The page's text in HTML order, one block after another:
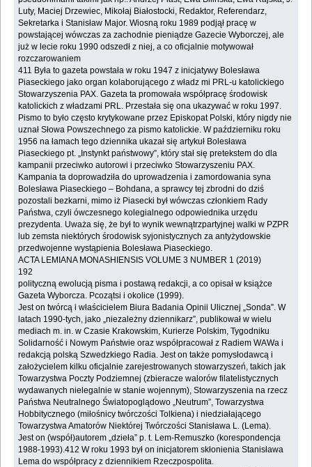
Luty, Maciej Drzewiec, Mikołaj Białostocki, Redaktor, Referendarz,
Sekretarka i Stanisław Major. Wiosną roku 1989 podjął pracę w
powstającej wówczas za zachodnie pieniądze Gazecie Wyborczej, ale
już w lecie roku 1990 odszedł z niej, a co oficjalnie motywował
rozczarowaniem
411 Była to gazeta powstała w roku 1947 z inicjatywy Bolesława
Piaseckiego jako organ kolaborującego z władz mi PRL-u katolickiego
Stowarzyszenia PAX. Gazeta ta promowała współpracę środowisk
katolickich z władzami PRL. Przestała się ona ukazywać w roku 1997.
Pismo to było często krytykowane przez Episkopat Polski, który nigdy nie
uznał Słowa Powszechnego za pismo katolickie. W październiku roku
1956 na łamach tego dziennika ukazał się artykuł Bolesława
Piaseckiego pt. „Instynkt państwowy”, który stał się pretekstem do dla
kampanii przeciwko autorowi i przeciwko Stowarzyszeniu PAX.
Kampania ta doprowadziła do uprowadzenia i zamordowania syna
Bolesława Piaseckiego – Bohdana, a sprawcy tej zbrodni do dziś
pozostali bezkarni, mimo iż Piasecki był wówczas członkiem Rady
Państwa, czyli ówczesnego kolegialnego odpowiednika urzędu
prezydenta. Uważa się, że był to wynik wewnątrzpartyjnej walki w PZPR
lub zemsta niektórych środowisk syjonistycznych za antyżydowskie
przedwojenne wystąpienia Bolesława Piaseckiego.
ACTA LEMIANA MONASHIENSIS VOLUME 3 NUMBER 1 (2019)
192
polityczną ewolucją pisma i postawą redakcji, a co opisał w książce
Gazeta Wyborcza. Pcozątsi i okolice (1999).
Jest on twórcą i właścicielem Biura Badania Opinii Ulicznej „Sonda”. W
latach 1990-tych, jako „niezależny dziennikarz”, publikował w wielu
mediach m. in. w Czasie Krakowskim, Kurierze Polskim, Tygodniku
Solidarność i Nowym Państwie oraz współpracował z Radiem WAWa i
redakcją polską Szwedzkiego Radia. Jest on także pomysłodawcą i
założycielem kilku oficjalnie zarejestrowanych stowarzyszeń, takich jak
Towarzystwa Poczty Podziemnej (zbieracze walorów filatelistycznych
wydawanych nielegalnie w stanie wojennym), Stowarzyszenia na rzecz
Państwa Neutralnego Światopoglądowo „Neutrum”, Towarzystwa
Hobbitycznego (miłośnicy twórczości Tolkiena) i niedziałającego
Towarzystwa Amatorów Niektórej Twórczości Stanisława L. (Lema).
Jest on (współ)autorem „dzieła” p. t. Lem-Remuszko (korespondencja
1988-1993).412 W roku 1993 był on inicjatorem skłonienia Stanisława
Lema do współpracy z dziennikiem Rzeczpospolita.